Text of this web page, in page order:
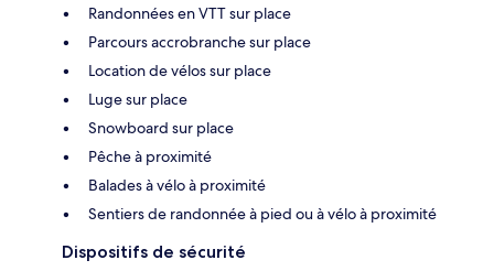
Randonnées en VTT sur place
Parcours accrobranche sur place
Location de vélos sur place
Luge sur place
Snowboard sur place
Pêche à proximité
Balades à vélo à proximité
Sentiers de randonnée à pied ou à vélo à proximité
Dispositifs de sécurité